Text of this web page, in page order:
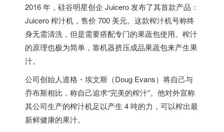
2016 年，硅谷明星创企 Juicero 发布了其首款产品：
Juicero 榨汁机，售价 700 美元。这款榨汁机号称终
身无需清洗，但是需要搭配专门的果蔬包使用。榨汁
的原理也极为简单，靠机器挤压成品果蔬包来产生果
汁。
公司创始人道格・埃文斯（Doug Evans）将自己与
乔布斯相比，称自己追求“完美的榨汁”。他对外宣称
其公司生产的榨汁机足以产生 4 吨的力，可以榨出最
新鲜健康的果汁。